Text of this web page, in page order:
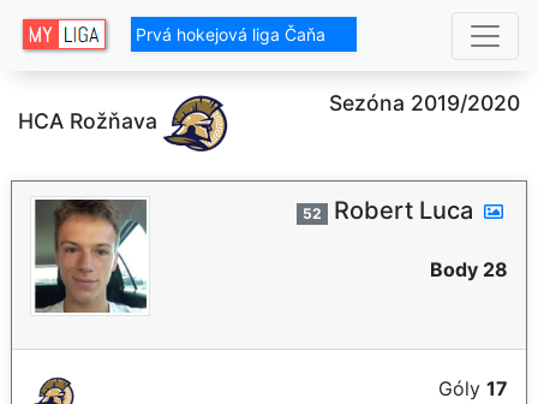
Prvá hokejová liga Čaňa
HCA Rožňava
Sezóna 2019/2020
52 Robert Luca
Body 28
Góly 17